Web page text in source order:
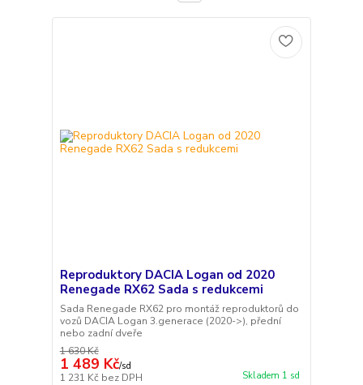
Reproduktory DACIA Logan od 2020
Renegade RX62 Sada s redukcemi
Sada Renegade RX62 pro montáž reproduktorů do
vozů DACIA Logan 3.generace (2020->), přední
nebo zadní dveře
1 630 Kč
1 489 Kč/sd
1 231 Kč bez DPH Skladem 1 sd